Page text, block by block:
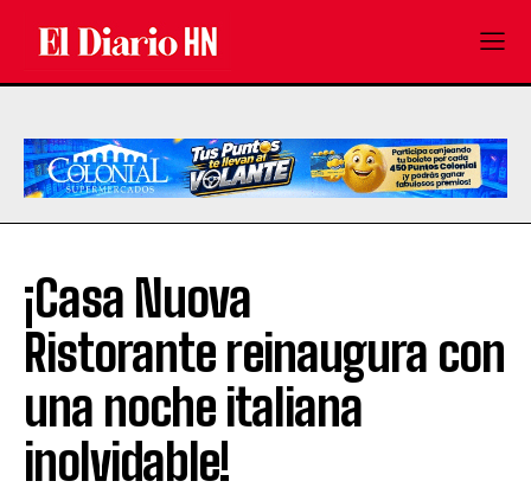
¡Casa Nuova
Ristorante reinaugura con
una noche italiana
inolvidable!